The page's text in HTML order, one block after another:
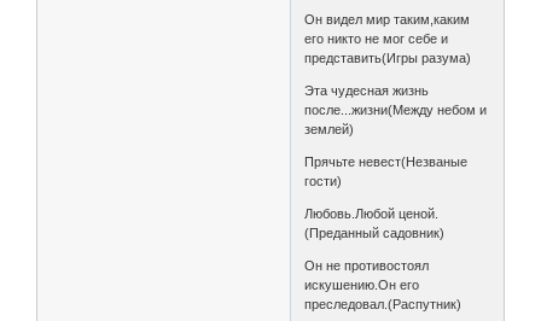
Он видел мир таким,каким
его никто не мог себе и
представить(Игры разума)
Эта чудесная жизнь
после...жизни(Между небом и
землей)
Прячьте невест(Незваные
гости)
Любовь.Любой ценой.
(Преданный садовник)
Он не противостоял
искушению.Он его
преследовал.(Распутник)